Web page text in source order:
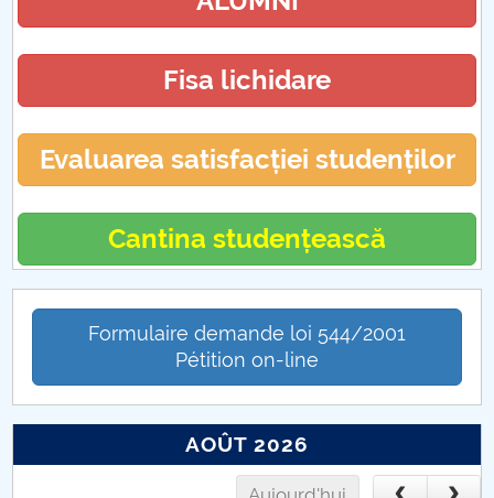
Fisa lichidare
Evaluarea satisfacției studenților
Cantina studențească
Formulaire demande loi 544/2001
Pétition on-line
AOÛT 2026